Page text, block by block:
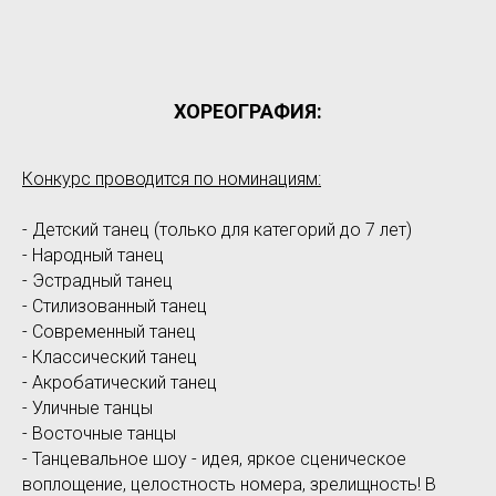
ХОРЕОГРАФИЯ:
Конкурс проводится по номинациям:
- Детский танец (только для категорий до 7 лет)
- Народный танец
- Эстрадный танец
- Стилизованный танец
- Современный танец
- Классический танец
- Акробатический танец
- Уличные танцы
- Восточные танцы
- Танцевальное шоу - идея, яркое сценическое
воплощение, целостность номера, зрелищность! В